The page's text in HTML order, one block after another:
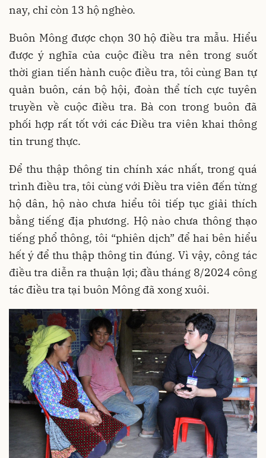
nay, chỉ còn 13 hộ nghèo.
Buôn Mông được chọn 30 hộ điều tra mẫu. Hiểu
được ý nghĩa của cuộc điều tra nên trong suốt
thời gian tiến hành cuộc điều tra, tôi cùng Ban tự
quản buôn, cán bộ hội, đoàn thể tích cực tuyên
truyền về cuộc điều tra. Bà con trong buôn đã
phối hợp rất tốt với các Điều tra viên khai thông
tin trung thực.
Để thu thập thông tin chính xác nhất, trong quá
trình điều tra, tôi cùng với Điều tra viên đến từng
hộ dân, hộ nào chưa hiểu tôi tiếp tục giải thích
bằng tiếng địa phương. Hộ nào chưa thông thạo
tiếng phổ thông, tôi “phiên dịch” để hai bên hiểu
hết ý để thu thập thông tin đúng. Vì vậy, công tác
điều tra diễn ra thuận lợi; đầu tháng 8/2024 công
tác điều tra tại buôn Mông đã xong xuôi.